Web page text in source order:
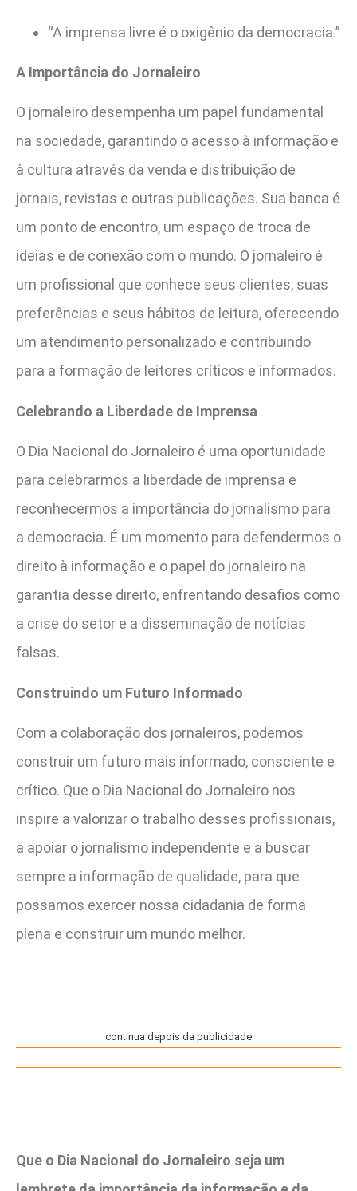
“A imprensa livre é o oxigênio da democracia.”
A Importância do Jornaleiro
O jornaleiro desempenha um papel fundamental
na sociedade, garantindo o acesso à informação e
à cultura através da venda e distribuição de
jornais, revistas e outras publicações. Sua banca é
um ponto de encontro, um espaço de troca de
ideias e de conexão com o mundo. O jornaleiro é
um profissional que conhece seus clientes, suas
preferências e seus hábitos de leitura, oferecendo
um atendimento personalizado e contribuindo
para a formação de leitores críticos e informados.
Celebrando a Liberdade de Imprensa
O Dia Nacional do Jornaleiro é uma oportunidade
para celebrarmos a liberdade de imprensa e
reconhecermos a importância do jornalismo para
a democracia. É um momento para defendermos o
direito à informação e o papel do jornaleiro na
garantia desse direito, enfrentando desafios como
a crise do setor e a disseminação de notícias
falsas.
Construindo um Futuro Informado
Com a colaboração dos jornaleiros, podemos
construir um futuro mais informado, consciente e
crítico. Que o Dia Nacional do Jornaleiro nos
inspire a valorizar o trabalho desses profissionais,
a apoiar o jornalismo independente e a buscar
sempre a informação de qualidade, para que
possamos exercer nossa cidadania de forma
plena e construir um mundo melhor.
continua depois da publicidade
Que o Dia Nacional do Jornaleiro seja um